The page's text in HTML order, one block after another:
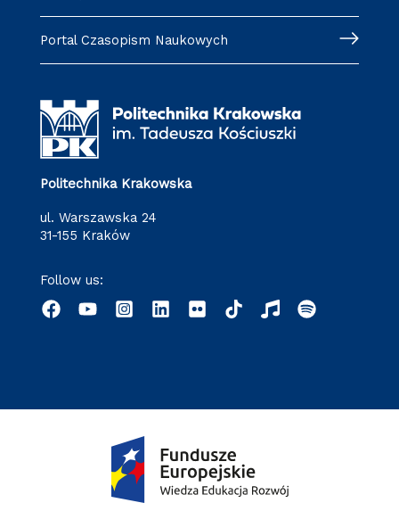
Portal Czasopism Naukowych
Politechnika Krakowska
ul. Warszawska 24
31-155 Kraków
Follow us: